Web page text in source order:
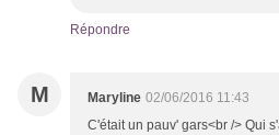
Répondre
M Maryline 02/06/2016 11:43
C'était un pauv' gars<br /> Qui